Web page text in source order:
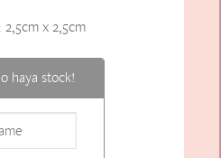
2,5cm x 2,5cm
haya stock!